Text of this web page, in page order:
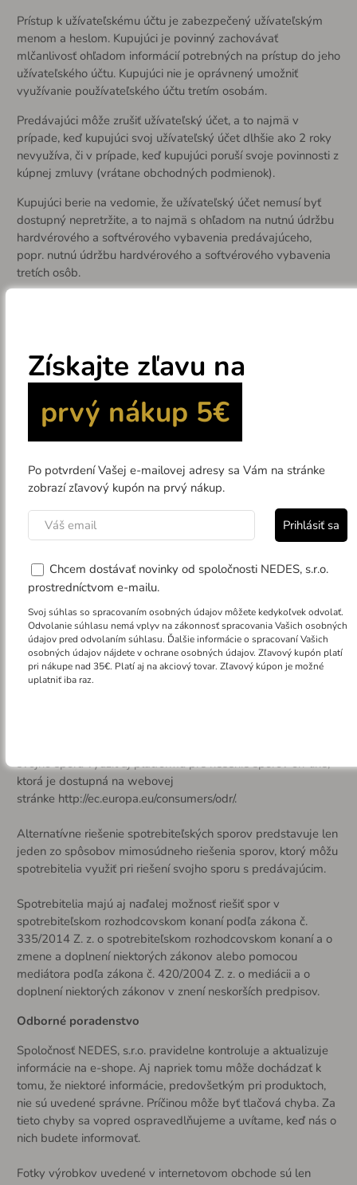
Prístup k užívateľskému účtu je zabezpečený užívateľským
menom a heslom. Kupujúci je povinný zachovávať
mlčanlivosť ohľadom informácií potrebných na prístup do jeho
užívateľského účtu. Kupujúci nie je oprávnený umožniť
využívanie používateľského účtu tretím osobám.
Predávajúci môže zrušiť užívateľský účet, a to najmä v
prípade, keď kupujúci svoj užívateľský účet dlhšie ako 2 roky
nevyužíva, či v prípade, keď kupujúci poruší svoje povinnosti z
kúpnej zmluvy (vrátane obchodných podmienok).
Kupujúci berie na vedomie, že užívateľský účet nemusí byť
dostupný nepretržite, a to najmä s ohľadom na nutnú údržbu
hardvérového a softvérového vybavenia predávajúceho,
popr. nutnú údržbu hardvérového a softvérového vybavenia
tretích osôb.
účte použité.
Riešenie spotrebiteľských sporov
Pokiaľ spotrebiteľ nie je spokojný so spôsobom, ktorým
predávajúci vybavil jeho reklamáciu alebo ak sa domnieva, že
predávajúceho so žiadosťou o nápravu. Ak predávajúci na
žiadosť o nápravu odpovie zamietavo alebo na ňu neodpovie
návrh na začatie alternatívneho riešenia svojho sporu podľa
ustanovenia § 12 zákona č. 391/2015 Z. z. o alternatívnom
niektorých zákonov.
Príslušným subjektom na alternatívne riešenie
spotrebiteľských sporov s predávajúcim NEDES, s.r.o. je
Slovenská obchodná inšpekcia SOI, ktorú je možné
kontaktovať na adrese: Ústredný inšpektorát SOI, Odbor
medzinárodných vzťahov a ARS, Prievozská 32, Pošt.
svojho sporu využiť aj platformu pre riešenie sporov on-line,
ktorá je dostupná na webovej
stránke http://ec.europa.eu/consumers/odr/.
Alternatívne riešenie spotrebiteľských sporov predstavuje len
jeden zo spôsobov mimosúdneho riešenia sporov, ktorý môžu
spotrebitelia využiť pri riešení svojho sporu s predávajúcim.
Spotrebitelia majú aj naďalej možnosť riešiť spor v
spotrebiteľskom rozhodcovskom konaní podľa zákona č.
335/2014 Z. z. o spotrebiteľskom rozhodcovskom konaní a o
zmene a doplnení niektorých zákonov alebo pomocou
mediátora podľa zákona č. 420/2004 Z. z. o mediácii a o
doplnení niektorých zákonov v znení neskorších predpisov.
Odborné poradenstvo
Spoločnosť NEDES, s.r.o. pravidelne kontroluje a aktualizuje
informácie na e-shope. Aj napriek tomu môže dochádzať k
tomu, že niektoré informácie, predovšetkým pri produktoch,
nie sú uvedené správne. Príčinou môže byť tlačová chyba. Za
tieto chyby sa vopred ospravedlňujeme a uvítame, keď nás o
nich budete informovať.
Fotky výrobkov uvedené v internetovom obchode sú len